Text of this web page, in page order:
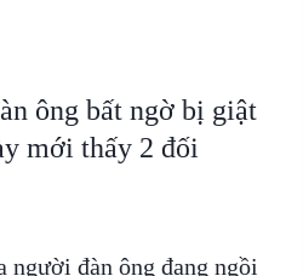
ông bất ngờ bị giật
mới thấy 2 đối
đàn ông đang ngồi